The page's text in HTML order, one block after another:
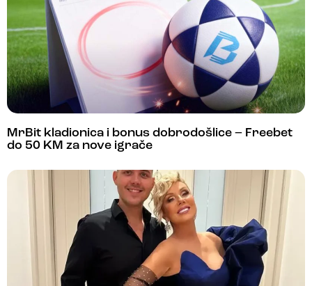
MrBit kladionica i bonus dobrodošlice – Freebet
do 50 KM za nove igrače